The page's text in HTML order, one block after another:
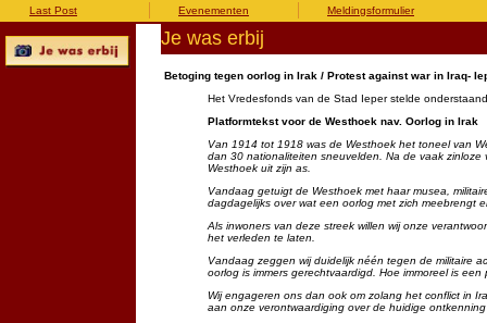
Last Post Evenementen Meldingsformulier
Je was erbij
Betoging tegen oorlog in Irak / Protest against war in Iraq-
Het Vredesfonds van de Stad Ieper stelde
Platformtekst voor de Westhoek nav. Oorlog in Irak
Van 1914 tot 1918 was de Westhoek het toneel van
dan 30 nationaliteiten sneuvelden. Na de vaak
Westhoek uit zijn as.
Vandaag getuigt de Westhoek met haar musea,
dagdagelijks over wat een oorlog met zich meebrengt
Als inwoners van deze streek willen wij onze
het verleden te laten.
Vandaag zeggen wij duidelijk néén tegen de militaire
oorlog is immers gerechtvaardigd. Hoe immoreel is
Wij engageren ons dan ook om zolang het conflict in
aan onze verontwaardiging over de huidige